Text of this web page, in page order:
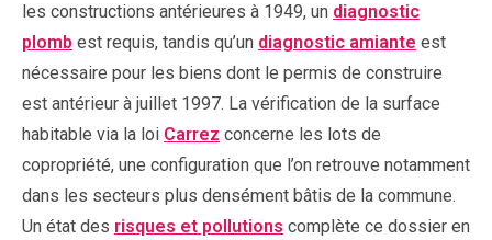
les constructions antérieures à 1949, un diagnostic
plomb est requis, tandis qu’un diagnostic amiante est
nécessaire pour les biens dont le permis de construire
est antérieur à juillet 1997. La vérification de la surface
habitable via la loi Carrez concerne les lots de
copropriété, une configuration que l’on retrouve notamment
dans les secteurs plus densément bâtis de la commune.
Un état des risques et pollutions complète ce dossier en